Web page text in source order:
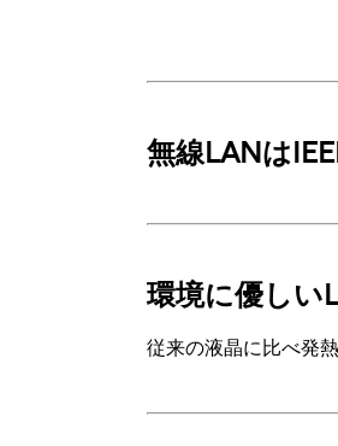
無線LANは
環境に優しい
従来の液晶に比べ発